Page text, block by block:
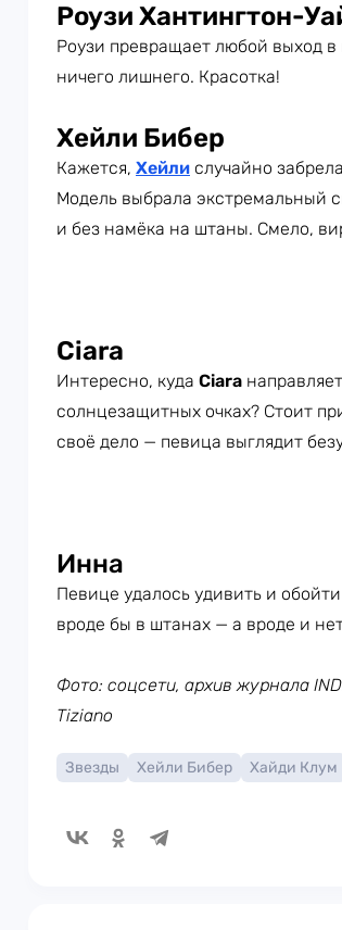
Роузи Хантингтон-
Роузи превращает любой выход в
ничего лишнего. Красотка!
Хейли Бибер
Кажется, Хейли случайно
Модель выбрала экстремальный
и без намёка на штаны. Смело,
Ciara
Интересно, куда Ciara
солнцезащитных очках? Стоит
своё дело — певица выглядит
Инна
Певице удалось удивить и
вроде бы в штанах — а вроде и
Фото: соцсети, архив журнала
Tiziano
Звезды Хейли Бибер Хайди Клум